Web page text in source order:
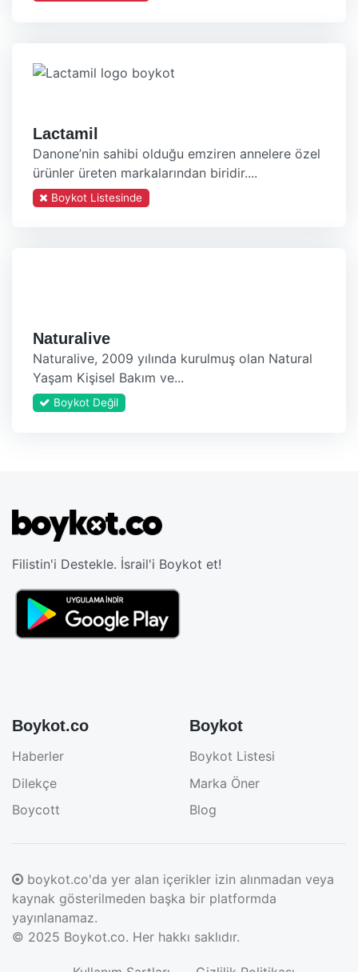
Lactamil
Danone’nin sahibi olduğu emziren annelere özel
ürünler üreten markalarından biridir....
Boykot Listesinde
Naturalive
Naturalive, 2009 yılında kurulmuş olan Natural
Yaşam Kişisel Bakım ve...
Boykot Değil
Filistin'i Destekle. İsrail'i Boykot et!
Boykot.co
Haberler
Dilekçe
Boycott
Boykot
Boykot Listesi
Marka Öner
Blog
boykot.co'da yer alan içerikler izin alınmadan veya
kaynak gösterilmeden başka bir platformda
yayınlanamaz.
© 2025 Boykot.co. Her hakkı saklıdır.